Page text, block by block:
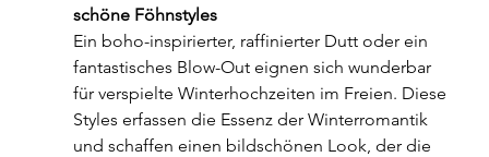
schöne Föhnstyles
Ein boho-inspirierter, raffinierter Dutt oder ein
fantastisches Blow-Out eignen sich wunderbar
für verspielte Winterhochzeiten im Freien. Diese
Styles erfassen die Essenz der Winterromantik
und schaffen einen bildschönen Look, der die